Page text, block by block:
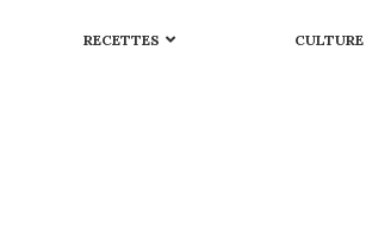
RECETTES CULTURE